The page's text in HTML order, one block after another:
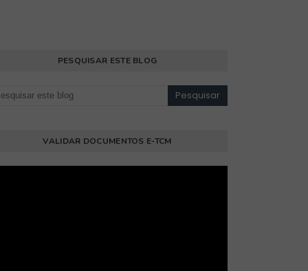
PESQUISAR ESTE BLOG
VALIDAR DOCUMENTOS E-TCM